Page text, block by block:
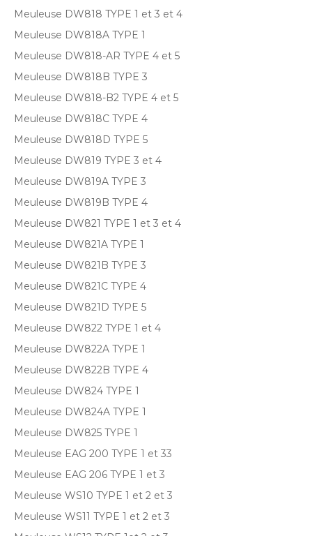
Meuleuse DW818 TYPE 1 et 3 et 4
Meuleuse DW818A TYPE 1
Meuleuse DW818-AR TYPE 4 et 5
Meuleuse DW818B TYPE 3
Meuleuse DW818-B2 TYPE 4 et 5
Meuleuse DW818C TYPE 4
Meuleuse DW818D TYPE 5
Meuleuse DW819 TYPE 3 et 4
Meuleuse DW819A TYPE 3
Meuleuse DW819B TYPE 4
Meuleuse DW821 TYPE 1 et 3 et 4
Meuleuse DW821A TYPE 1
Meuleuse DW821B TYPE 3
Meuleuse DW821C TYPE 4
Meuleuse DW821D TYPE 5
Meuleuse DW822 TYPE 1 et 4
Meuleuse DW822A TYPE 1
Meuleuse DW822B TYPE 4
Meuleuse DW824 TYPE 1
Meuleuse DW824A TYPE 1
Meuleuse DW825 TYPE 1
Meuleuse EAG 200 TYPE 1 et 33
Meuleuse EAG 206 TYPE 1 et 3
Meuleuse WS10 TYPE 1 et 2 et 3
Meuleuse WS11 TYPE 1 et 2 et 3